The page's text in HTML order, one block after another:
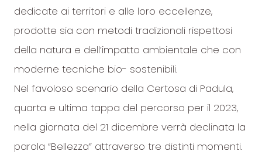
dedicate ai territori e alle loro eccellenze,
prodotte sia con metodi tradizionali rispettosi
della natura e dell’impatto ambientale che con
moderne tecniche bio- sostenibili.
Nel favoloso scenario della Certosa di Padula,
quarta e ultima tappa del percorso per il 2023,
nella giornata del 21 dicembre verrà declinata la
parola “Bellezza” attraverso tre distinti momenti.